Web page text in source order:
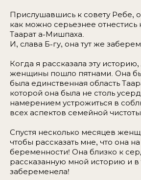
Прислушавшись к совету Ребе,
как можно серьезнее отнестись
Таарат а-Мишпаха.
И, слава Б-гу, она тут же
Когда я рассказала эту
женщины пошло пятнами. Она
была единственная область
которой она была не столь
намерением устрожиться в
всех аспектов семейной
Спустя несколько месяцев
чтобы рассказать мне, что она
беременности! Она близко к
рассказанную мной историю и в
забеременела!